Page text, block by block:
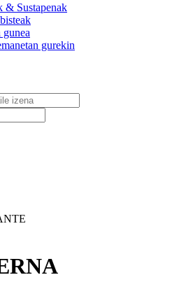
& Sustapenak
gunea
gurekin